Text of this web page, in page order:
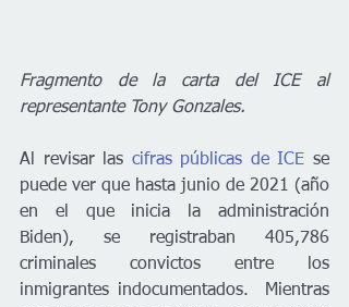
Fragmento de la carta del ICE al
representante Tony Gonzales.
Al revisar las cifras públicas de ICE se
puede ver que hasta junio de 2021 (año
en el que inicia la administración
Biden), se registraban 405,786
criminales convictos entre los
inmigrantes indocumentados.  Mientras